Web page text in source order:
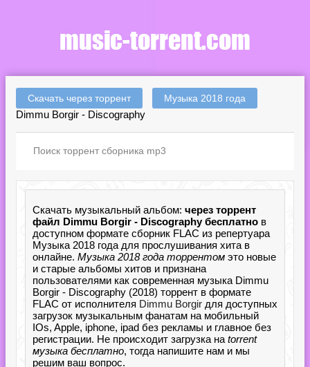
Скачать через торрент Музыка 2018 года
Dimmu Borgir - Discography
Скачать музыкальный альбом: через торрент
файл Dimmu Borgir - Discography бесплатно в
доступном формате сборник FLAC из репертуара
Музыка 2018 года для прослушивания хита в
онлайне. Музыка 2018 года торрентом это новые
и старые альбомы хитов и признана
пользователями как современная музыка Dimmu
Borgir - Discography (2018) торрент в формате
FLAC от исполнителя Dimmu Borgir для доступных
загрузок музыкальным фанатам на мобильный
IOs, Apple, iphone, ipad без рекламы и главное без
регистрации. Не происходит загрузка на torrent
музыка бесплатно, тогда напишите нам и мы
решим ваш вопрос.